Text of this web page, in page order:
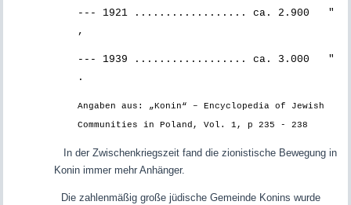
--- 1921 .................. ca. 2.900 "
,
--- 1939 .................. ca. 3.000 "
.
Angaben aus: „Konin“ – Encyclopedia of Jewish
Communities in Poland, Vol. 1, p 235 - 238
In der Zwischenkriegszeit fand die zionistische Bewegung in
Konin immer mehr Anhänger.
Die zahlenmäßig große jüdische Gemeinde Konins wurde